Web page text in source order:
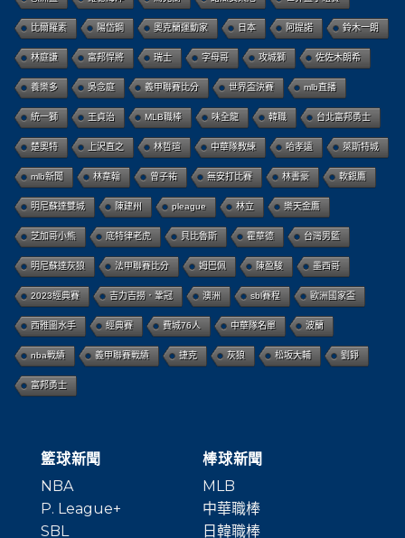
歐洲盃 羅德海洋 烏克蘭 甜瓜安東尼 世界盃小組賽
比爾羅素 陽岱鋼 奧克蘭運動家 日本 阿提諾 鈴木一朗
林庭謙 富邦悍將 瑞士 字母哥 攻城獅 佐佐木朗希
養樂多 吳念庭 義甲聯賽比分 世界盃決賽 mlb直播
統一獅 王貞治 MLB職棒 味全龍 韓職 台北富邦勇士
楚奧特 上沢直之 林哲瑄 中華隊教練 哈孝遠 萊斯特城
mlb新聞 林韋翰 曾子祐 無安打比賽 林書豪 軟銀鷹
明尼蘇達雙城 陳建州 pleague 林立 樂天金鷹
芝加哥小熊 底特律老虎 貝比魯斯 霍華德 台灣男籃
明尼蘇達灰狼 法甲聯賽比分 姆巴佩 陳盈駿 墨西哥
2023經典賽 吉力吉撈．鞏冠 澳洲 sbl賽程 歐洲國家盃
西雅圖水手 經典賽 費城76人 中華隊名單 波蘭
nba戰績 義甲聯賽戰績 捷克 灰狼 松坂大輔 劉錚
富邦勇士
籃球新聞
NBA
P. League+
棒球新聞
MLB
中華職棒